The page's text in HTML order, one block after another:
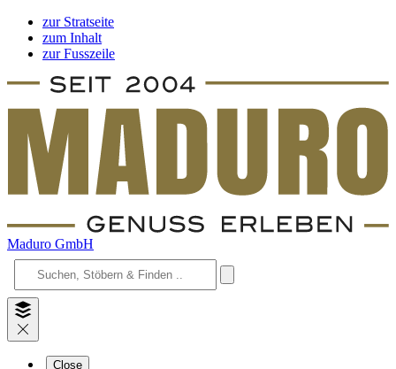
zur Stratseite
zum Inhalt
zur Fusszeile
Maduro GmbH
Close